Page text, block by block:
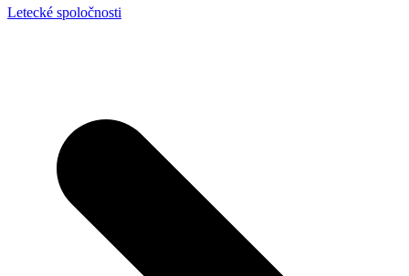
Letecké spoločnosti